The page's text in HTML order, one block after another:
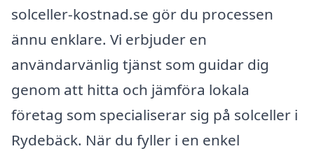
solceller-kostnad.se gör du processen
ännu enklare. Vi erbjuder en
användarvänlig tjänst som guidar dig
genom att hitta och jämföra lokala
företag som specialiserar sig på solceller i
Rydebäck. När du fyller i en enkel